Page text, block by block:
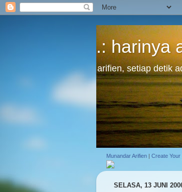
.: harinya
arifien, setiap detik
Munandar Arifien | Create Your
SELASA, 13 JUNI